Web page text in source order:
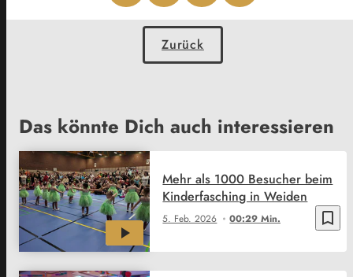
Zurück
Das könnte Dich auch interessieren
bookmark_border
5. Feb. 2026 00:29 Min.
Mehr als 1000 Besucher beim
Kinderfasching in Weiden